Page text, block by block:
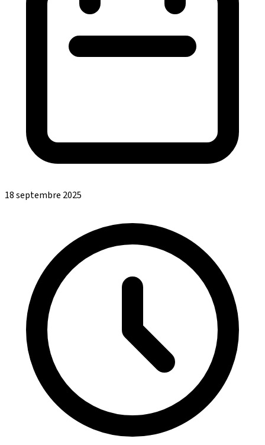
18 septembre 2025